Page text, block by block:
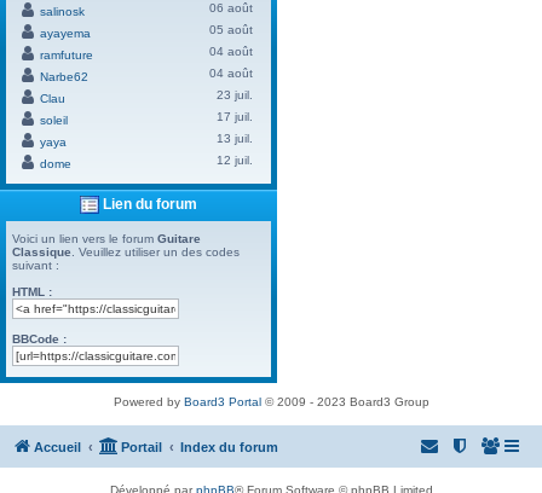
salinosk
06 août
ayayema
05 août
ramfuture
04 août
Narbe62
04 août
Clau
23 juil.
soleil
17 juil.
yaya
13 juil.
dome
12 juil.
Lien du forum
Voici un lien vers le forum Guitare
Classique . Veuillez utiliser un des codes
suivant :
HTML :
BBCode :
Powered by Board3 Portal© 2009 - 2023 Board3 Group
Accueil Portail Index du forum
Développé parphpBB® Forum Software © phpBB Limited